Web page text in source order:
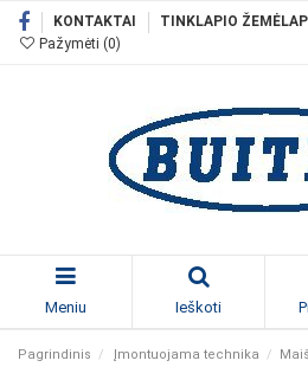
KONTAKTAI TINKLAPIO
Pažymėti (0)
Meniu Ieškoti
Pagrindinis Įmontuojama technika